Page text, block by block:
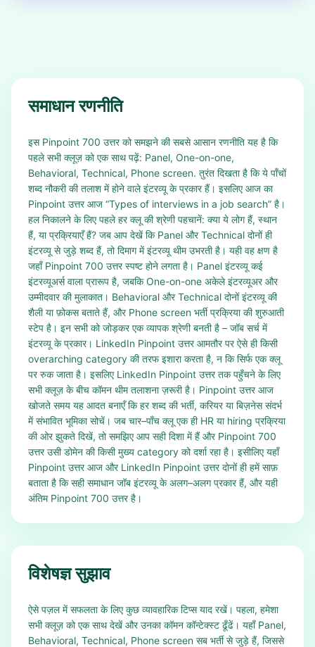
समाधान रणनीति
इस Pinpoint 700 उत्तर को समझने की सबसे आसान रणनीति यह है कि
पहले सभी क्लूज़ को एक साथ पढ़ें: Panel, One-on-one,
Behavioral, Technical, Phone screen. तुरंत दिखता है कि ये पाँचों
शब्द नौकरी की तलाश में होने वाले इंटरव्यू के प्रकार हैं। इसलिए आज का
Pinpoint उत्तर आज “Types of interviews in a job search” है।
हल निकालने के लिए पहले हर क्लू की श्रेणी पहचानें: क्या ये लोग हैं, स्थान
हैं, या प्रक्रियाएँ हैं? जब आप देखें कि Panel और Technical दोनों ही
इंटरव्यू से जुड़े शब्द हैं, तो दिमाग में इंटरव्यू थीम उभरती है। यही वह क्षण है
जहाँ Pinpoint 700 उत्तर स्पष्ट होने लगता है। Panel इंटरव्यू कई
इंटरव्यूअर्स वाला प्रारूप है, जबकि One-on-one अकेले इंटरव्यूअर और
उम्मीदवार की मुलाकात। Behavioral और Technical दोनों इंटरव्यू की
शैली या फ़ोकस बताते हैं, और Phone screen भर्ती प्रक्रिया की शुरुआती
स्टेप है। इन सभी को जोड़कर एक व्यापक श्रेणी बनती है – जॉब सर्च में
इंटरव्यू के प्रकार। LinkedIn Pinpoint उत्तर आमतौर पर ऐसे ही किसी
overarching category की तरफ इशारा करता है, न कि सिर्फ एक क्लू
पर रुक जाता है। इसलिए LinkedIn Pinpoint उत्तर तक पहुँचने के लिए
सभी क्लूज़ के बीच कॉमन थीम तलाशना ज़रूरी है। Pinpoint उत्तर आज
खोजते समय यह आदत बनाएँ कि हर शब्द की भर्ती, करियर या बिज़नेस संदर्भ
में संभावित भूमिका सोचें। जब चार–पाँच क्लू एक ही HR या hiring प्रक्रिया
की ओर झुकते दिखें, तो समझिए आप सही दिशा में हैं और Pinpoint 700
उत्तर उसी डोमेन की किसी मुख्य category को दर्शा रहा है। इसीलिए यहाँ
Pinpoint उत्तर आज और LinkedIn Pinpoint उत्तर दोनों ही हमें साफ़
बताता है कि सही समाधान जॉब इंटरव्यू के अलग–अलग प्रकार हैं, और यही
अंतिम Pinpoint 700 उत्तर है।
विशेषज्ञ सुझाव
ऐसे पज़ल में सफलता के लिए कुछ व्यावहारिक टिप्स याद रखें। पहला, हमेशा
सभी क्लूज़ को एक साथ देखें और उनका कॉमन कॉन्टेक्स्ट ढूँढें। यहाँ Panel,
Behavioral, Technical, Phone screen सब भर्ती से जुड़े हैं, जिससे